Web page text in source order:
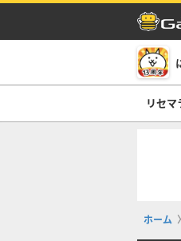
リセマ
ホーム